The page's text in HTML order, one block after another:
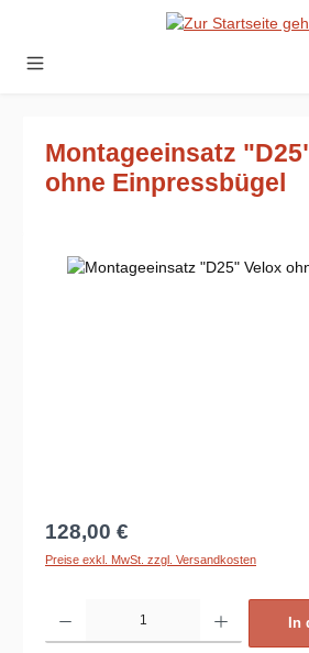
Zum Hauptinhalt springen
Montageeinsatz
ohne Einpressbügel
Bildergalerie überspringen
Regulärer Preis:
128,00 €
Preise exkl. MwSt. zzgl. Versandkosten
In